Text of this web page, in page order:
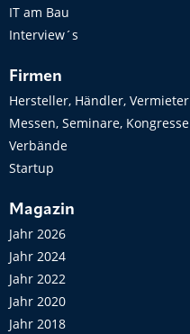
IT am Bau
Interview´s
Firmen
Hersteller, Händler, Vermieter
Messen, Seminare, Kongresse
Verbände
Startup
Magazin
Jahr 2026
Jahr 2024
Jahr 2022
Jahr 2020
Jahr 2018